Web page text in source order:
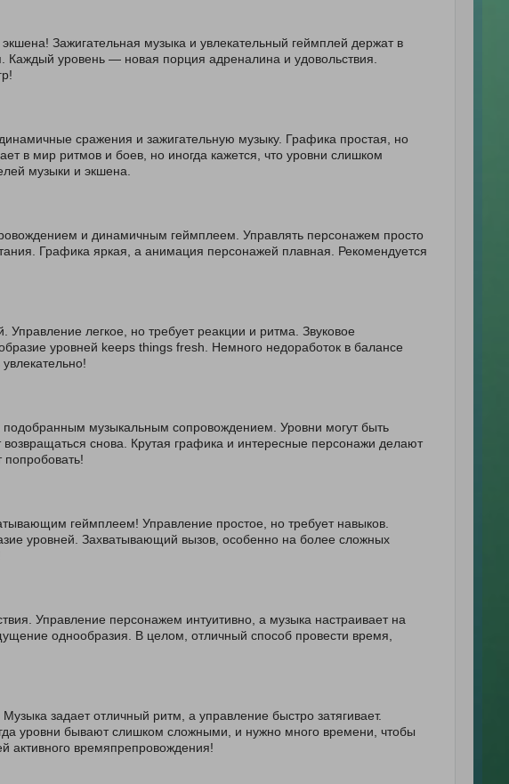
Зажигательная музыка и увлекательный геймплей держат в
уровень — новая порция адреналина и удовольствия.
сражения и зажигательную музыку. Графика простая, но
в мир ритмов и боев, но иногда кажется, что уровни слишком
музыки и экшена.
и динамичным геймплеем. Управлять персонажем просто
Графика яркая, а анимация персонажей плавная. Рекомендуется
легкое, но требует реакции и ритма. Звуковое
уровней keeps things fresh. Немного недоработок в балансе
музыкальным сопровождением. Уровни могут быть
снова. Крутая графика и интересные персонажи делают
геймплеем! Управление простое, но требует навыков.
уровней. Захватывающий вызов, особенно на более сложных
Управление персонажем интуитивно, а музыка настраивает на
однообразия. В целом, отличный способ провести время,
задает отличный ритм, а управление быстро затягивает.
уровни бывают слишком сложными, и нужно много времени, чтобы
активного времяпрепровождения!